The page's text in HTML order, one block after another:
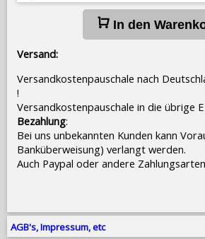
In den
Versand:
Versandkostenpauschale nach
!
Versandkostenpauschale in die übrige
Bezahlung:
Bei uns unbekannten Kunden kann
Banküberweisung) verlangt werden.
Auch Paypal oder andere
AGB's, Impressum, etc